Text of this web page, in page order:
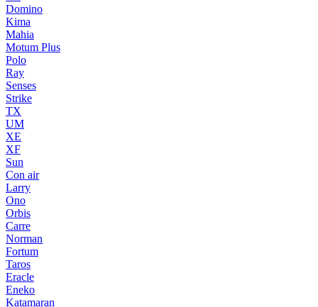
Domino
Kima
Mahia
Motum Plus
Polo
Ray
Senses
Strike
TX
UM
XE
XF
Sun
Con air
Larry
Ono
Orbis
Carre
Norman
Fortum
Taros
Eracle
Eneko
Katamaran